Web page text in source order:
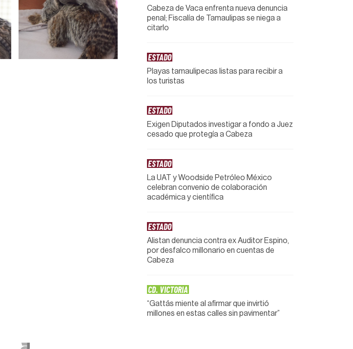
Cabeza de Vaca enfrenta nueva denuncia
penal; Fiscalía de Tamaulipas se niega a
citarlo
ESTADO
Playas tamaulipecas listas para recibir a
los turistas
ESTADO
Exigen Diputados investigar a fondo a Juez
cesado que protegía a Cabeza
ESTADO
La UAT y Woodside Petróleo México
celebran convenio de colaboración
académica y científica
ESTADO
Alistan denuncia contra ex Auditor Espino,
por desfalco millonario en cuentas de
Cabeza
CD. VICTORIA
“Gattás miente al afirmar que invirtió
millones en estas calles sin pavimentar”